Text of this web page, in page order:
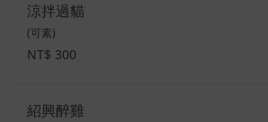
涼拌過貓
(可素)
NT$ 300
紹興醉雞